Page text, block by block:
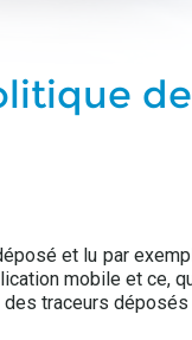
et lu par
mobile et ce,
traceurs